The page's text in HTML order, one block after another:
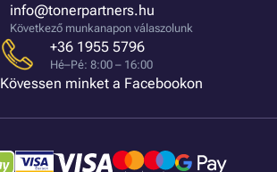
info@tonerpartners.hu
Következő munkanapon válaszolunk
+36 1955 5796
Hé–Pé: 8:00 – 16:00
Kövessen minket a Facebookon